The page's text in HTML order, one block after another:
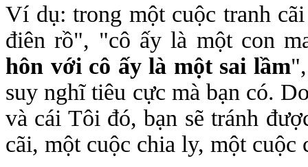
Ví dụ: trong một cuộc tranh
điên rồ", "cô ấy là một con
hôn với cô ấy là một sai lầm
suy nghĩ tiêu cực mà bạn có.
và cái Tôi đó, bạn sẽ tránh
cãi, một cuộc chia ly, một cuộc